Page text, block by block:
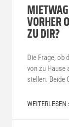
VORHER
ZU DIR?
Die Frage, ob
von zu Hause
stellen. Beide
WEITERLESEN